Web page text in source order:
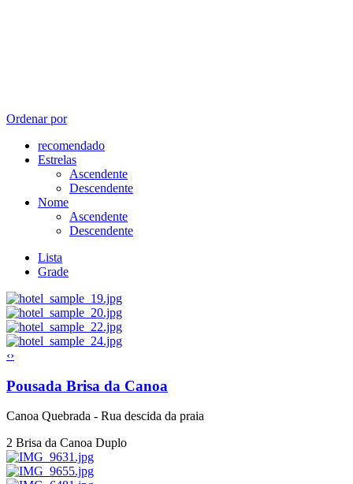
Ordenar por
recomendado
Estrelas
Ascendente
Descendente
Nome
Ascendente
Descendente
Lista
Grade
‹›
Pousada Brisa da Canoa
Canoa Quebrada - Rua descida da praia
2 Brisa da Canoa Duplo